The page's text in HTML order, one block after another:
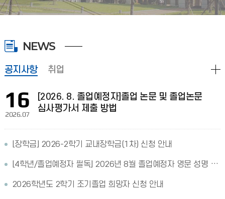
NEWS
공지사항
[2026. 8. 졸업예정자]졸업 논문 및 졸업논문
심사평가서 제출 방법
16
2026.07
[장학금] 2026-2학기 교내장학금(1차) 신청 안내
[4학년/졸업예정자 필독] 2026년 8월 졸업예정자 영문 성명 확인 및 입력 안내
2026학년도 2학기 조기졸업 희망자 신청 안내
취업